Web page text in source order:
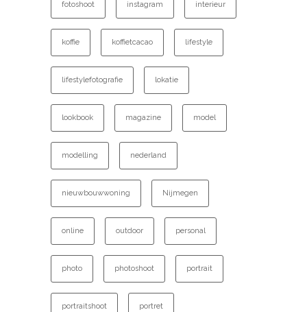
fotoshoot instagram interieur
koffie koffietcacao lifestyle
lifestylefotografie lokatie
lookbook magazine model
modelling nederland
nieuwbouwwoning Nijmegen
online outdoor personal
photo photoshoot portrait
portraitshoot portret